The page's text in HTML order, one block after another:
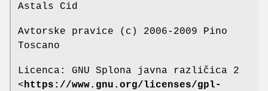
Astals Cid
Avtorske pravice (c) 2006-2009 Pino
Toscano
Licenca: GNU Splona javna različica 2
< https://www.gnu.org/licenses/gpl-